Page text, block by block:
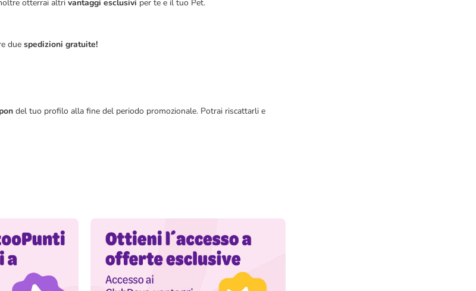
otterrai altri vantaggi esclusivi per te e il tuo Pet.
due spedizioni gratuite!
del tuo profilo alla fine del periodo promozionale. Potrai riscattarli e